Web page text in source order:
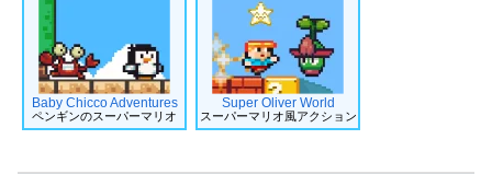
Baby Chicco Adventures
ペンギンのスーパーマリオ
Super Oliver World
スーパーマリオ風アクション